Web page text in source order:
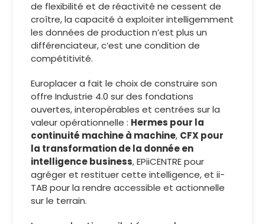
de flexibilité et de réactivité ne cessent de
croître, la capacité à exploiter intelligemment
les données de production n’est plus un
différenciateur, c’est une condition de
compétitivité.
Europlacer a fait le choix de construire son
offre Industrie 4.0 sur des fondations
ouvertes, interopérables et centrées sur la
valeur opérationnelle : Hermes pour la
continuité machine à machine, CFX pour
la transformation de la donnée en
intelligence business, EPiiCENTRE pour
agréger et restituer cette intelligence, et ii-
TAB pour la rendre accessible et actionnelle
sur le terrain.